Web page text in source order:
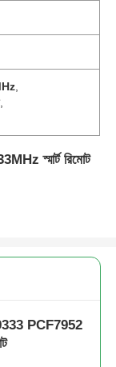
,
স্মার্ট রিমোট
PCF7952